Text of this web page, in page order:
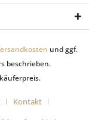
und ggf.
beschrieben.
Kontakt